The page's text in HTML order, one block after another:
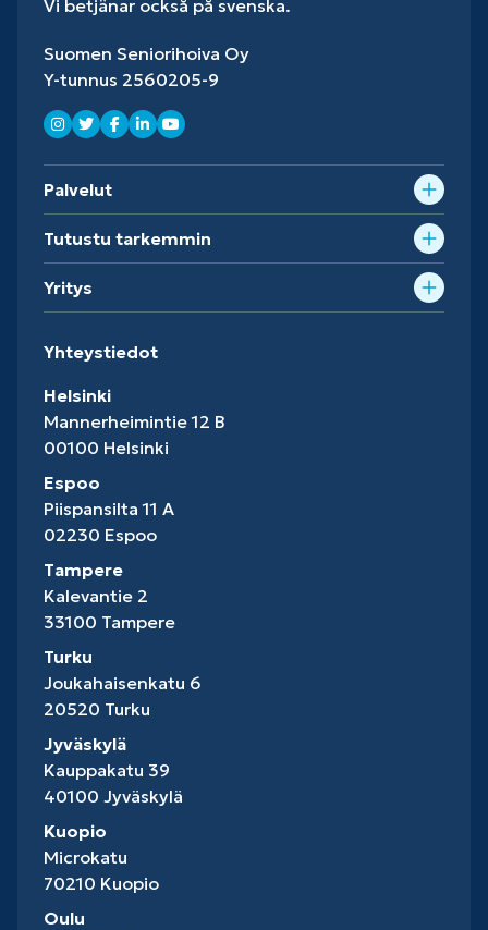
Vi betjänar också på svenska.
Suomen Seniorihoiva Oy
Y-tunnus 2560205-9
Palvelut
Tutustu tarkemmin
Yritys
Yhteystiedot
Helsinki
Mannerheimintie 12 B
00100 Helsinki
Espoo
Piispansilta 11 A
02230 Espoo
Tampere
Kalevantie 2
33100 Tampere
Turku
Joukahaisenkatu 6
20520 Turku
Jyväskylä
Kauppakatu 39
40100 Jyväskylä
Kuopio
Microkatu
70210 Kuopio
Oulu